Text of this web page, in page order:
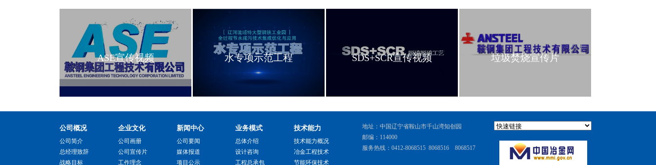
ASE宣传视频 水专项示范工程 SDS+SCR宣传视频 垃圾焚烧宣传片
公司概况
公司简介
总经理致辞
战略目标
企业文化
公司画册
公司宣传片
工作理念
新闻中心
公司要闻
媒体报道
项目公示
业务模式
总体介绍
设计咨询
工程总承包
技术能力
技术能力概况
冶金工程技术
节能环保技术
地址：中国辽宁省鞍山市千山湾知创园
邮编：114000
服务热线：0412-8068515 8068516 8068517